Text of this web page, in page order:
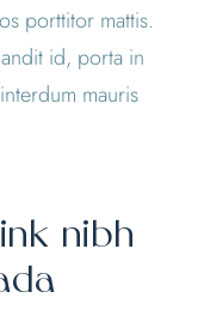
porttitor mattis.
id, porta in
mauris
nibh